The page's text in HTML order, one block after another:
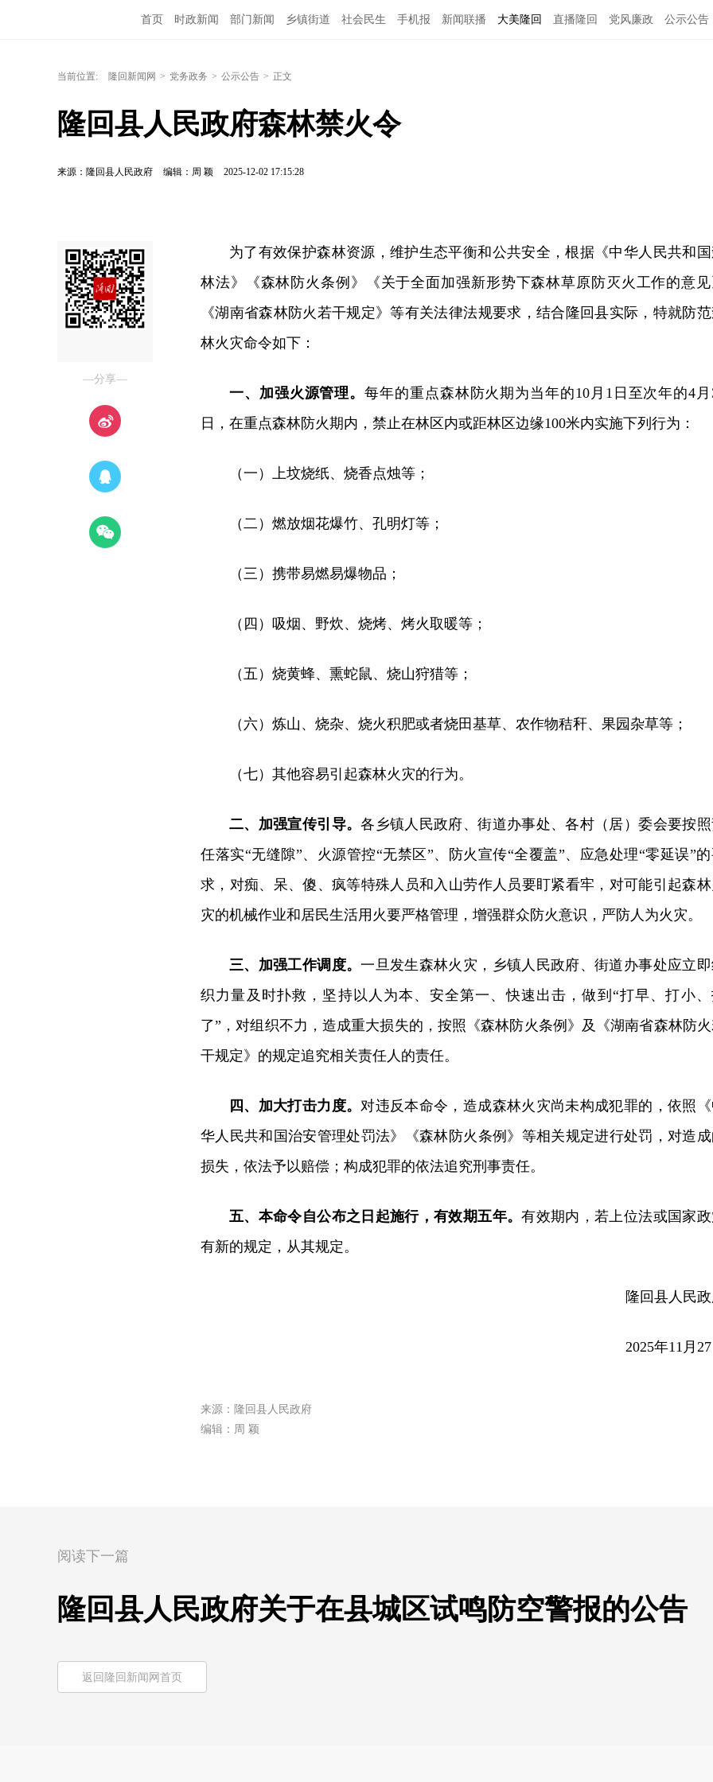
首页 时政新闻 部门新闻 乡镇街道 社会民生 手机报 新闻联播 大美隆回 直播隆回 党风廉政 公示公告
当前位置: 隆回新闻网 > 党务政务 > 公示公告 > 正文
隆回县人民政府森林禁火令
来源：隆回县人民政府 编辑：周 颖 2025-12-02 17:15:28
—分享—
为了有效保护森林资源，维护生态平衡和公共安全，根据《中华人民共和
林法》《森林防火条例》《关于全面加强新形势下森林草原防灭火工作的意见
《湖南省森林防火若干规定》等有关法律法规要求，结合隆回县实际，特就防
林火灾命令如下：
一、加强火源管理。每年的重点森林防火期为当年的10月1日至次年的4月
日，在重点森林防火期内，禁止在林区内或距林区边缘100米内实施下列行为：
（一）上坟烧纸、烧香点烛等；
（二）燃放烟花爆竹、孔明灯等；
（三）携带易燃易爆物品；
（四）吸烟、野炊、烧烤、烤火取暖等；
（五）烧黄蜂、熏蛇鼠、烧山狩猎等；
（六）炼山、烧杂、烧火积肥或者烧田基草、农作物秸秆、果园杂草等；
（七）其他容易引起森林火灾的行为。
二、加强宣传引导。各乡镇人民政府、街道办事处、各村（居）委会要按
任落实“无缝隙”、火源管控“无禁区”、防火宣传“全覆盖”、应急处理“零延误”
求，对痴、呆、傻、疯等特殊人员和入山劳作人员要盯紧看牢，对可能引起森林
灾的机械作业和居民生活用火要严格管理，增强群众防火意识，严防人为火灾。
三、加强工作调度。一旦发生森林火灾，乡镇人民政府、街道办事处应立即
织力量及时扑救，坚持以人为本、安全第一、快速出击，做到“打早、打小
了”，对组织不力，造成重大损失的，按照《森林防火条例》及《湖南省森林防
干规定》的规定追究相关责任人的责任。
四、加大打击力度。对违反本命令，造成森林火灾尚未构成犯罪的，依照《
华人民共和国治安管理处罚法》《森林防火条例》等相关规定进行处罚，对造
损失，依法予以赔偿；构成犯罪的依法追究刑事责任。
五、本命令自公布之日起施行，有效期五年。有效期内，若上位法或国家
有新的规定，从其规定。
隆回县人民
2025年11月27
来源：隆回县人民政府
编辑：周 颖
阅读下一篇
隆回县人民政府关于在县城区试鸣防空警报的公告
返回隆回新闻网首页